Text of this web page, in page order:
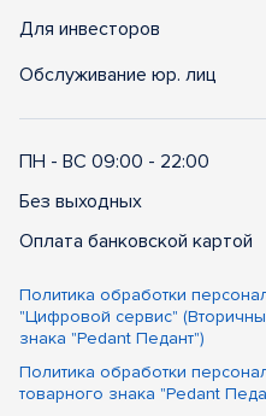
Для инвесторов
Обслуживание юр. лиц
ПН - ВС 09:00 - 22:00
Без выходных
Оплата банковской картой
Политика обработки
"Цифровой сервис"
знака "Pedant Педант")
Политика обработки
товарного знака "Pedant